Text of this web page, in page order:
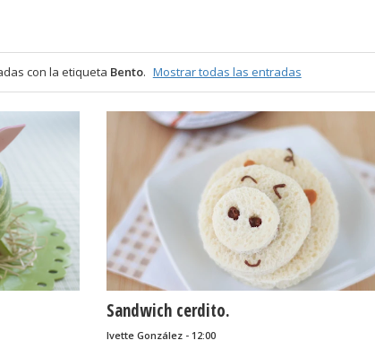
con la etiqueta Bento. Mostrar todas las entradas
Sandwich cerdito.
Ivette González - 12:00